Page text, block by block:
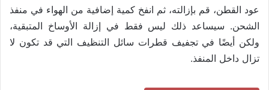
عود القطن، قم بإزالته، ثم انفخ كمية إضافية من الهواء في منفذ
الشحن. سيساعد ذلك ليس فقط في إزالة الأوساخ المتبقية،
ولكن أيضًا في تجفيف قطرات سائل التنظيف التي قد تكون لا
تزال داخل المنفذ.